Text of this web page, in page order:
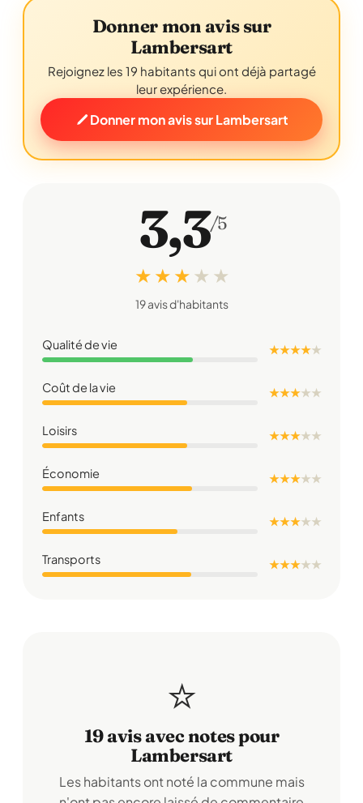
Donner mon avis sur
Lambersart
Rejoignez les 19 habitants qui ont déjà partagé
leur expérience.
Donner mon avis sur Lambersart
3,3/5
★ ★ ★ ★ ★
19 avis d'habitants
Qualité de vie ★ ★ ★ ★★
Coût de la vie ★ ★ ★★★
Loisirs ★ ★ ★★★
Économie ★ ★ ★★★
Enfants ★ ★ ★★★
Transports ★ ★ ★★★
⭐
19 avis avec notes pour
Lambersart
Les habitants ont noté la commune mais